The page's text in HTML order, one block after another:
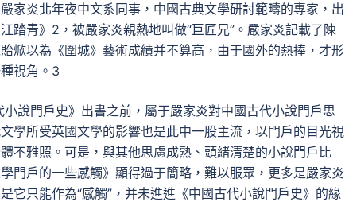
家炎北年夜中文系同事，中國古典文學研討範疇的專家，出
踏青》2，被嚴家炎親熱地叫做“巨匠兄”。嚴家炎記載了陳
焮以為《圍城》藝術成績并不算高，由于國外的熱捧，才形
視角。3
說門戶史》出書之前，屬于嚴家炎對中國古代小說門戶思
學所受英國文學的影響也是此中一股主流，以門戶的目光視
不雅照。可是，與其他思慮成熟、頭緒清楚的小說門戶比
門戶的一些感觸》顯得過于簡略，難以服眾，更多是嚴家炎
它只能作為“感觸”，并未進進《中國古代小說門戶史》的緣